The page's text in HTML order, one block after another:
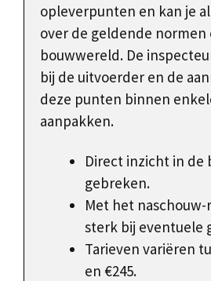
opleverpunten en kan je
over de geldende normen
bouwwereld. De
bij de uitvoerder en de
deze punten binnen
aanpakken.
Direct inzicht in de
gebreken.
Met het
sterk bij eventuele
Tarieven variëren
en €245.